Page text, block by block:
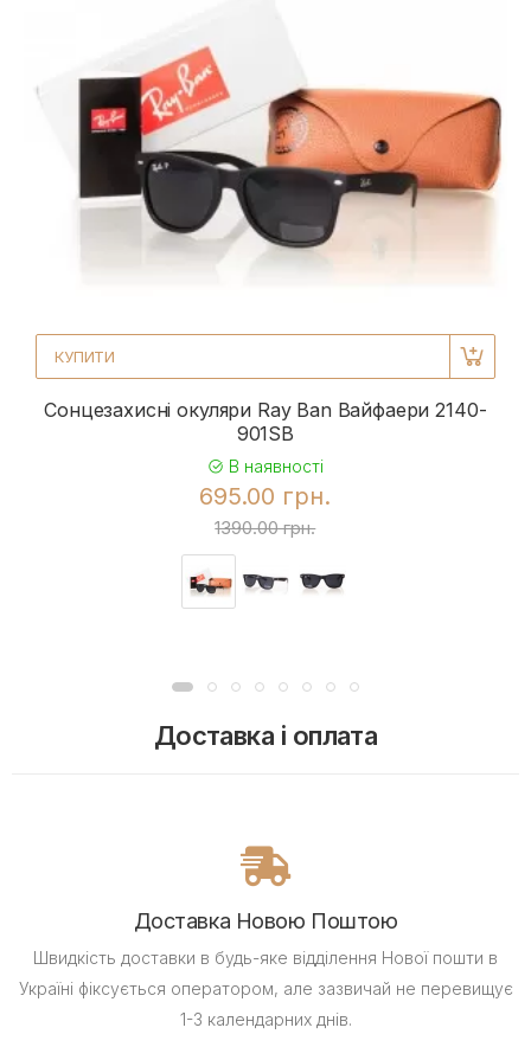
КУПИТИ
Сонцезахисні окуляри Ray Ban Вайфаери 2140-
901SB
В наявності
695.00 грн.
1390.00 грн.
Доставка і оплата
Доставка Новою Поштою
Швидкість доставки в будь-яке відділення Нової пошти в
Україні фіксується оператором, але зазвичай не перевищує
1-3 календарних днів.